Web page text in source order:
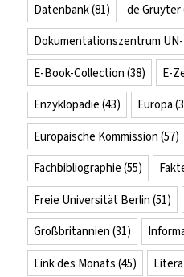
Datenbank(81) de Gruyter
Dokumentationszentrum UN-
E-Book-Collection (38) E-
Enzyklopädie (43) Europa
Europäische Kommission (57)
Fachbibliographie (55)
Freie Universität Berlin (51)
Großbritannien (31)
Link des Monats (45)